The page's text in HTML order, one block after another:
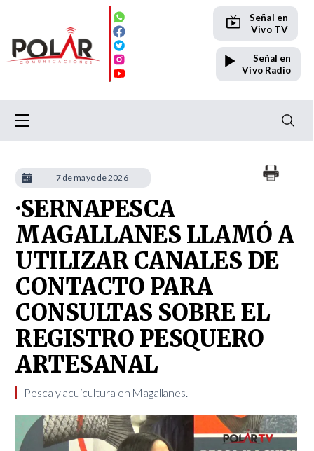
Señal en
Vivo TV
Señal en
Vivo Radio
·SERNAPESCA
MAGALLANES LLAMÓ A
UTILIZAR CANALES DE
CONTACTO PARA
CONSULTAS SOBRE EL
REGISTRO PESQUERO
ARTESANAL
Pesca y acuicultura en Magallanes.
7 de mayo de 2026